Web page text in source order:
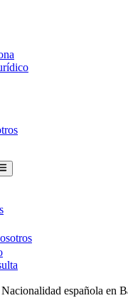
Nacionalidad española en